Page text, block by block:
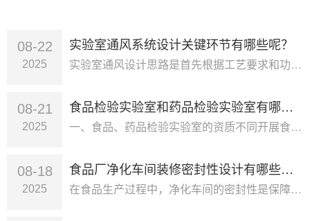
08-22
2025
实验室通风系统设计关键环节有哪些呢？
实验室通风设计思路是首先根据工艺要求和功能布置选择一定数量和类型的通风柜，有的还兼有部分局部排风罩。其次计算校核房间换气···
08-21
2025
食品检验实验室和药品检验实验室有哪些区别
一、食品、药品检验实验室的资质不同开展食品、药品的相关检验检测必须要获得检验资质，药品检验需要获得实验室资质认定资质，才···
08-18
2025
食品厂净化车间装修密封性设计有哪些需要注意的呢
在食品生产过程中，净化车间的密封性是保障生产环境洁净度、防止外界污染物及微生物侵入的核心要素。科学合理的密封性设计不仅能···